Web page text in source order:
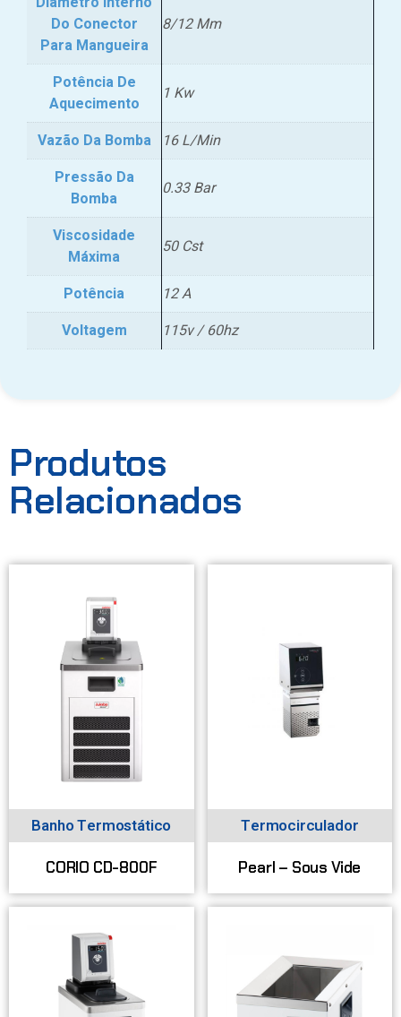
Do Conector
Para Mangueira
8/12 Mm
Potência De
Aquecimento
1 Kw
Vazão Da Bomba
16 L/Min
Pressão Da
Bomba
0.33 Bar
Viscosidade
Máxima
50 Cst
Potência
12 A
Voltagem
115v / 60hz
Produtos
Relacionados
Banho Termostático
CORIO CD-800F
Termocirculador
Pearl – Sous Vide